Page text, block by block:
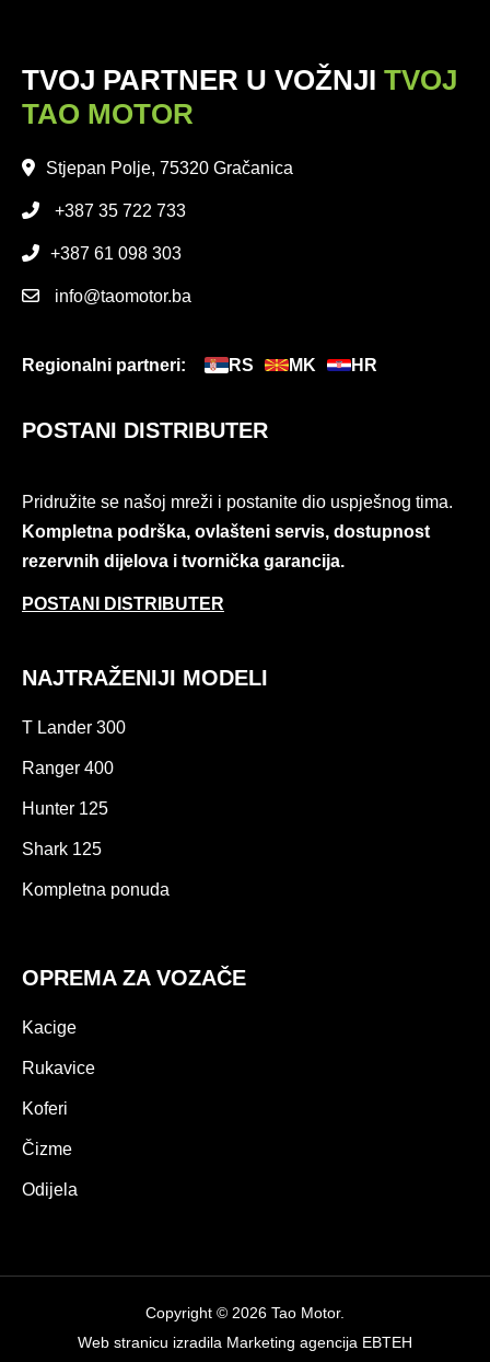
TVOJ PARTNER U VOŽNJI TVOJ
TAO MOTOR
Stjepan Polje, 75320 Gračanica
+387 35 722 733
+387 61 098 303
info@taomotor.ba
Regionalni partneri: RS MK HR
POSTANI DISTRIBUTER
Pridružite se našoj mreži i postanite dio uspješnog tima.
Kompletna podrška, ovlašteni servis, dostupnost
rezervnih dijelova i tvornička garancija.
POSTANI DISTRIBUTER
NAJTRAŽENIJI MODELI
T Lander 300
Ranger 400
Hunter 125
Shark 125
Kompletna ponuda
OPREMA ZA VOZAČE
Kacige
Rukavice
Koferi
Čizme
Odijela
Copyright © 2026 Tao Motor.
Web stranicu izradila Marketing agencija EBTEH